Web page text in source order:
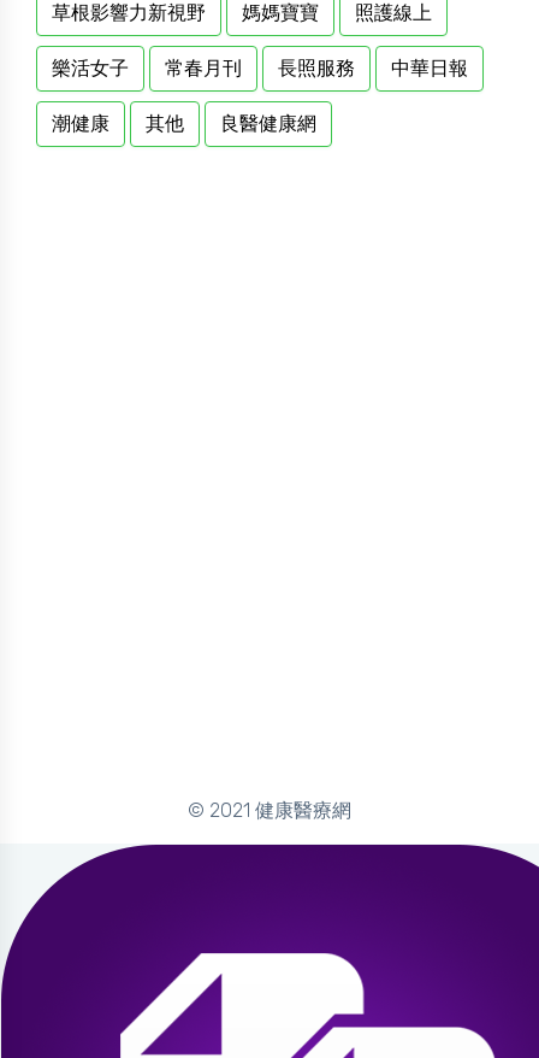
草根影響力新視野 媽媽寶寶 照護線上
樂活女子 常春月刊 長照服務 中華日報
潮健康 其他 良醫健康網
© 2021 健康醫療網